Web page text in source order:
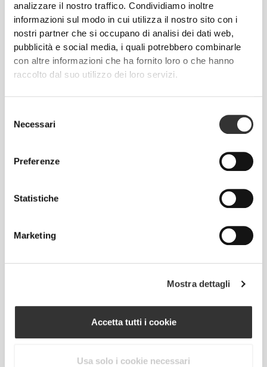
analizzare il nostro traffico. Condividiamo inoltre
informazioni sul modo in cui utilizza il nostro sito con i
nostri partner che si occupano di analisi dei dati web,
pubblicità e social media, i quali potrebbero combinarle
con altre informazioni che ha fornito loro o che hanno
raccolto dal suo utilizzo dei loro servizi.
delNecessari
Preferenze
Statistiche
Marketing
Mostra dettagli
Accetta tutti i cookie
Usa solo i cookie necessari
Info e assistenza
Lo Shaker X è progettato per rivoluzionare il modo di
mescolare. Il design a fondo concavo ti aiuta ad
ottenere facilmente miscele perfette. Provalo!
Adatto al lavaggio in lavastoviglie (max.
MISURE